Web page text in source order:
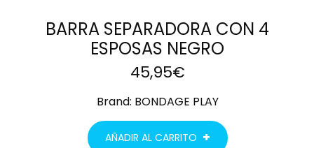
BARRA SEPARADORA CON 4
ESPOSAS NEGRO
45,95€
Brand: BONDAGE PLAY
AÑADIR AL CARRITO